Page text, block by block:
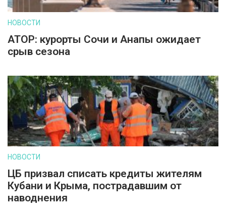
НОВОСТИ
АТОР: курорты Сочи и Анапы ожидает
срыв сезона
НОВОСТИ
ЦБ призвал списать кредиты жителям
Кубани и Крыма, пострадавшим от
наводнения